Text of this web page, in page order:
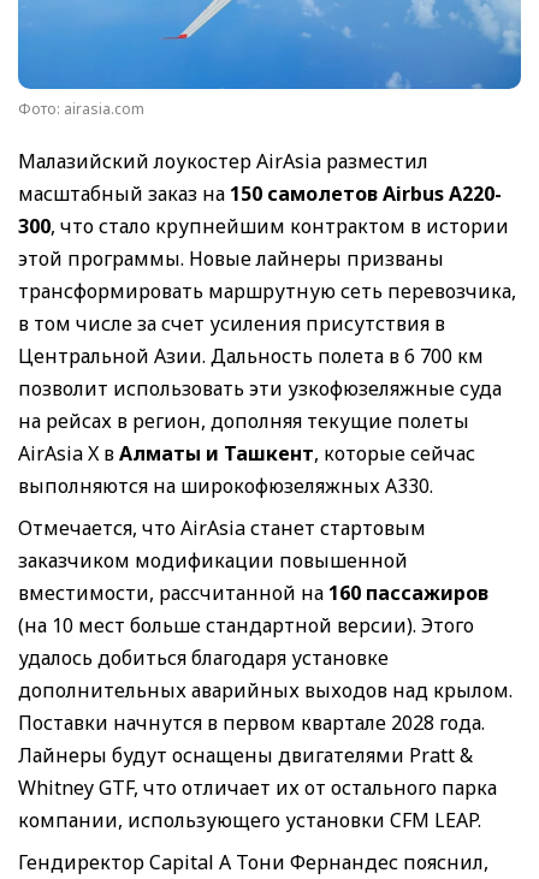
Фото: airasia.com
Малазийский лоукостер AirAsia разместил
масштабный заказ на 150 самолетов Airbus A220-
300, что стало крупнейшим контрактом в истории
этой программы. Новые лайнеры призваны
трансформировать маршрутную сеть перевозчика,
в том числе за счет усиления присутствия в
Центральной Азии. Дальность полета в 6 700 км
позволит использовать эти узкофюзеляжные суда
на рейсах в регион, дополняя текущие полеты
AirAsia X вАлматы и Ташкент, которые сейчас
выполняются на широкофюзеляжных A330.
Отмечается, что AirAsia станет стартовым
заказчиком модификации повышенной
вместимости, рассчитанной на 160 пассажиров
(на 10 мест больше стандартной версии). Этого
удалось добиться благодаря установке
дополнительных аварийных выходов над крылом.
Поставки начнутся в первом квартале 2028 года.
Лайнеры будут оснащены двигателями Pratt &
Whitney GTF, что отличает их от остального парка
компании, использующего установки CFM LEAP.
Гендиректор Capital A Тони Фернандес пояснил,